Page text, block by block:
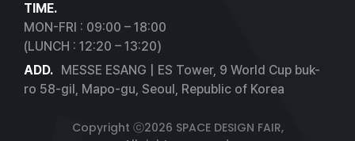
TIME.
MON-FRI : 09:00 – 18:00
(LUNCH : 12:20 – 13:20)
ADD.
MESSE ESANG | ES Tower, 9 World Cup buk-
ro 58-gil, Mapo-gu, Seoul, Republic of Korea
Copyright ⓒ2026 SPACE DESIGN FAIR,